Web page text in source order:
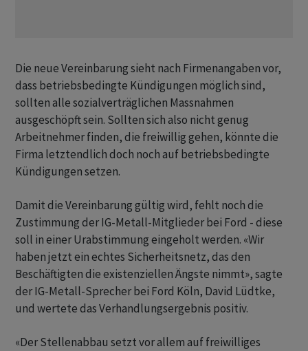
Die neue Vereinbarung sieht nach Firmenangaben vor,
dass betriebsbedingte Kündigungen möglich sind,
sollten alle sozialverträglichen Massnahmen
ausgeschöpft sein. Sollten sich also nicht genug
Arbeitnehmer finden, die freiwillig gehen, könnte die
Firma letztendlich doch noch auf betriebsbedingte
Kündigungen setzen.
Damit die Vereinbarung gültig wird, fehlt noch die
Zustimmung der IG-Metall-Mitglieder bei Ford - diese
soll in einer Urabstimmung eingeholt werden. «Wir
haben jetzt ein echtes Sicherheitsnetz, das den
Beschäftigten die existenziellen Ängste nimmt», sagte
der IG-Metall-Sprecher bei Ford Köln, David Lüdtke,
und wertete das Verhandlungsergebnis positiv.
«Der Stellenabbau setzt vor allem auf freiwilliges